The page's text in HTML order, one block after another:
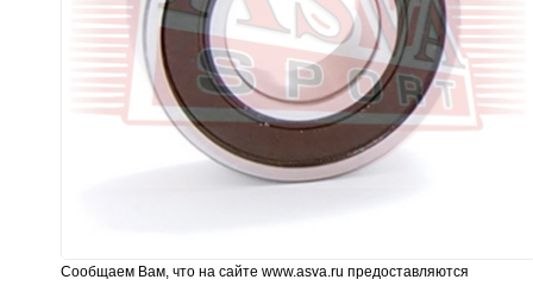
Сообщаем Вам, что на сайте www.asva.ru предоставляются